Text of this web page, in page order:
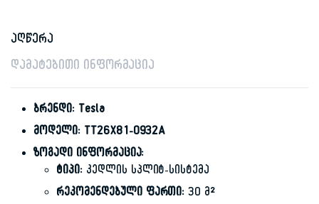
აღწერა
დამატებითი ინფორმაცია
ბრენდი: Tesla
მოდელი: TT26X81-0932A
ზოგადი ინფორმაცია:
ტიპი:კედლის სპლიტ-სისტემა
რეკომენდებული ფართი: 30 მ²